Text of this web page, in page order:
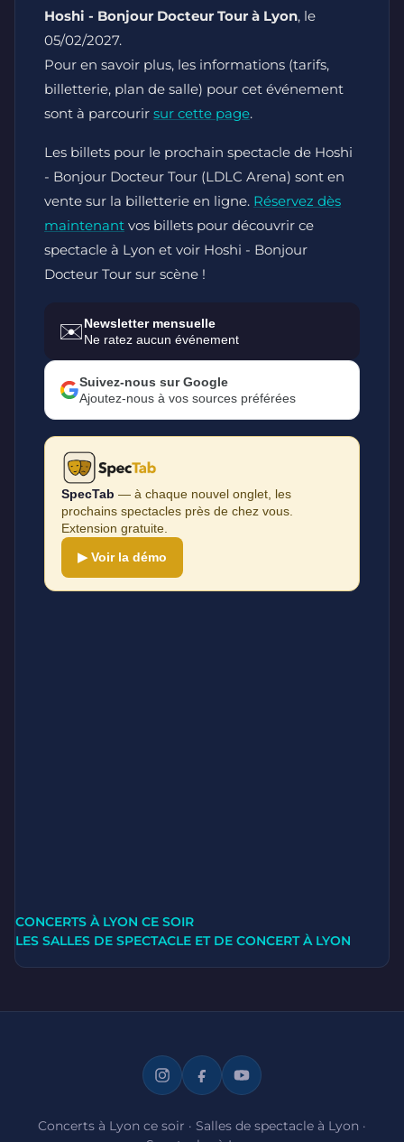
Hoshi - Bonjour Docteur Tour à Lyon, le
05/02/2027.
Pour en savoir plus, les informations (tarifs,
billetterie, plan de salle) pour cet événement
sont à parcourir sur cette page.
Les billets pour le prochain spectacle de Hoshi
- Bonjour Docteur Tour (LDLC Arena) sont en
vente sur la billetterie en ligne. Réservez dès
maintenant vos billets pour découvrir ce
spectacle à Lyon et voir Hoshi - Bonjour
Docteur Tour sur scène !
✉️Newsletter mensuelle
Ne ratez aucun événement
Suivez-nous sur Google
Ajoutez-nous à vos sources préférées
SpecTab — à chaque nouvel onglet, les
prochains spectacles près de chez vous.
Extension gratuite.
▶ Voir la démo
CONCERTS À LYON CE SOIR
LES SALLES DE SPECTACLE ET DE CONCERT À LYON
Concerts à Lyon ce soir · Salles de spectacle à Lyon ·